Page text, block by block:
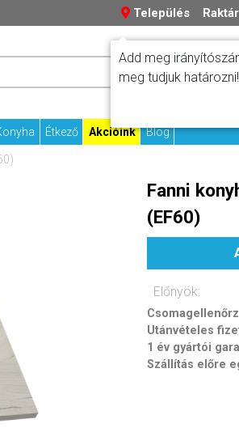
Település
Fizetési
Étkező Akcióink Blog
Fanni
(EF60)
Előnyök:
Utánvételes
1 év gyártói
Szállítás előre
Add meg
meg tudjuk határozni!